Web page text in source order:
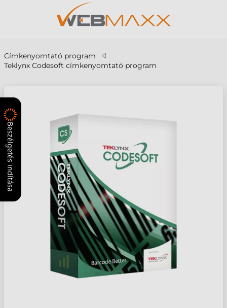
Címkenyomtató program
Teklynx Codesoft címkenyomtató program
Beszélgetés indítása